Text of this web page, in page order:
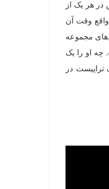
در هر یک از
وقت آن
مجموعه
چه او را یک
تراپیست در